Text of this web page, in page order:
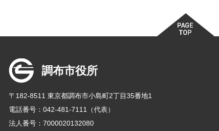
調布市役所
〒182-8511 東京都調布市小島町2丁目35番地1
電話番号：042-481-7111（代表）
法人番号：7000020132080